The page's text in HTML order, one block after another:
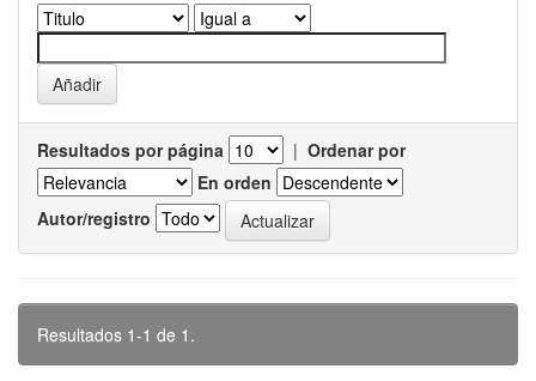
Resultados por página | Ordenar por
En orden
Autor/registro
Resultados 1-1 de 1.